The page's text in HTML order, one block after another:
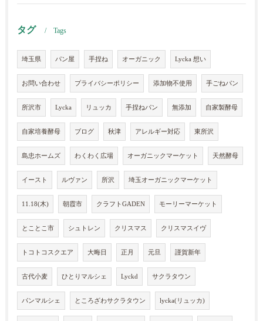
タグ Tags
埼玉県 パン屋 手捏ね オーガニック Lycka 想い
お問い合わせ プライバシーポリシー 添加物不使用 手ごねパン
所沢市 Lycka リュッカ 手捏ねパン 無添加 自家製酵母
自家培養酵母 ブログ 秋津 アレルギー対応 東所沢
島忠ホームズ わくわく広場 オーガニックマーケット 天然酵母
イースト ルヴァン 所沢 埼玉オーガニックマーケット
11.18(木) 朝霞市 クラフトGADEN モーリーマーケット
とことこ市 シュトレン クリスマス クリスマスイヴ
トコトコスクエア 大晦日 正月 元旦 謹賀新年
古代小麦 ひとりマルシェ Lyckd サクラタウン
パンマルシェ ところざわサクラタウン lycka(リュッカ)